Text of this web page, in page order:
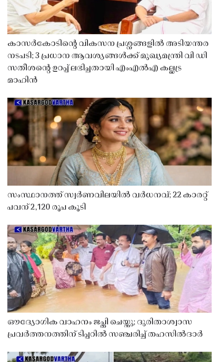
കാസർകോടിൻ്റെ വികസന പ്രശ്നങ്ങളിൽ അടിയന്തര
നടപടി; 3 പ്രധാന ആവശ്യങ്ങൾക്ക് മുഖ്യമന്ത്രി വി ഡി
സതീശൻ്റെ ഉറപ്പ് ലഭിച്ചതായി എംഎൽഎ കല്ലട്ര
മാഹിൻ
സംസ്ഥാനത്ത് സ്വർണവിലയിൽ വർധനവ്; 22 കാരറ്റ്
പവന് 2,120 രൂപ കൂടി
ഔദ്യോഗിക വാഹനം ജപ്തി ചെയ്തു; ദുരിതാശ്വാസ
പ്രവർത്തനത്തിന് ടിപ്പറിൽ സഞ്ചരിച്ച് തഹസിൽദാർ